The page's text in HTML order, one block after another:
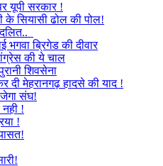
यूपी सरकार !
के सियासी ढोल की पोल!
ब्रिगेड की दीवार
की ये चाल
शिवसेना
दी मेहरानगढ़ हादसे की याद !
संघ!
!
!